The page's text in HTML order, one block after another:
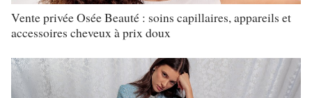
Vente privée Osée Beauté : soins capillaires, appareils et
accessoires cheveux à prix doux